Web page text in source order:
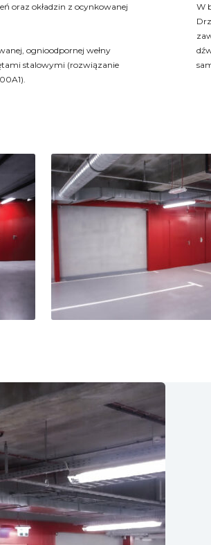
oraz okładzin z ocynkowanej
ognioodpornej wełny
stalowymi (rozwiązanie
W